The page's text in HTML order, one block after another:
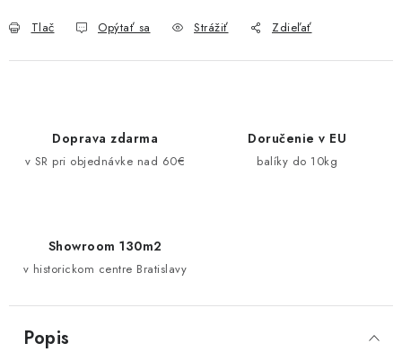
Tlač Opýtať sa Strážiť Zdieľať
Doprava zdarma
v SR pri objednávke nad 60€
Doručenie v EU
balíky do 10kg
Showroom 130m2
v historickom centre Bratislavy
Popis